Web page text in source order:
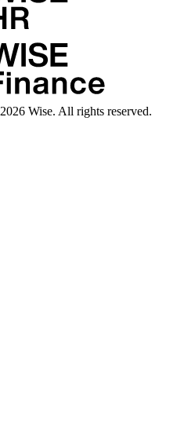
2026 Wise. All rights reserved.